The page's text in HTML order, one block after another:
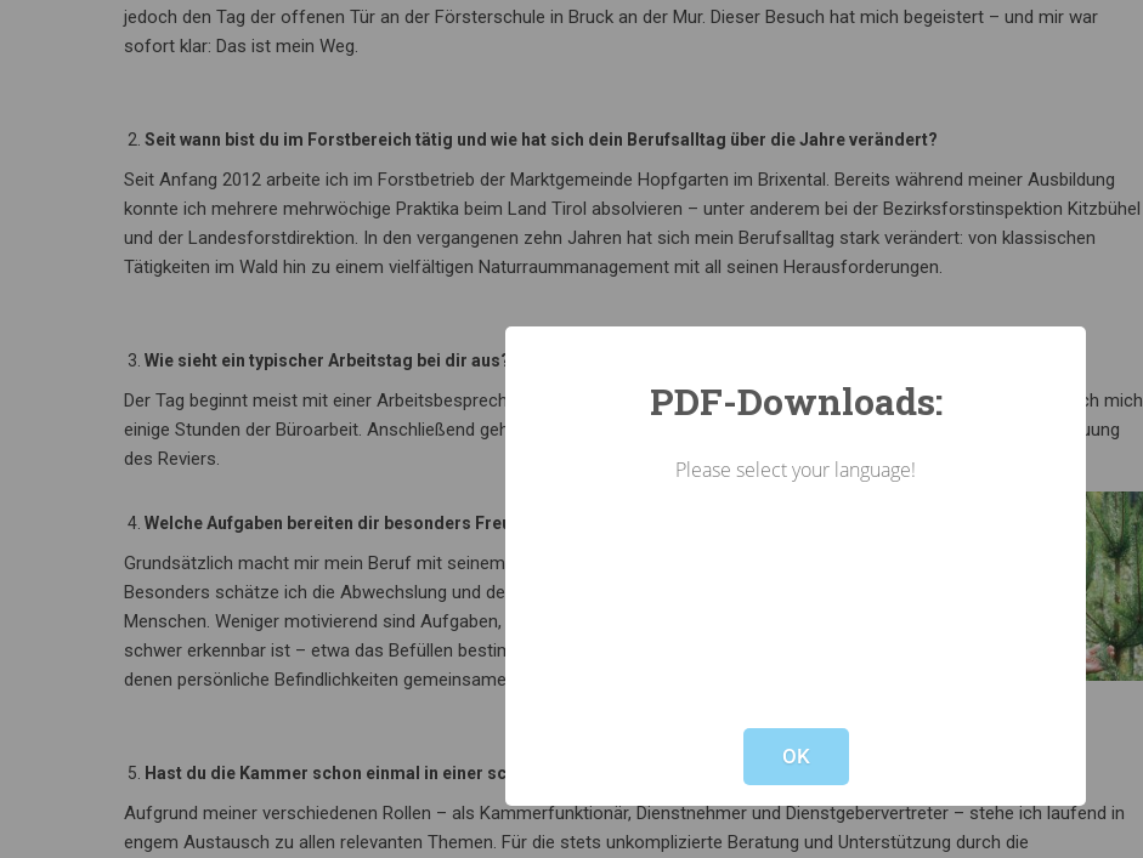
jedoch den Tag der offenen Tür an der Försterschule in Bruck an der Mur. Dieser Besuch hat mich begeistert – und mir war
sofort klar: Das ist mein Weg.
Seit wann bist du im Forstbereich tätig und wie hat sich dein Berufsalltag über die Jahre verändert?
Seit Anfang 2012 arbeite ich im Forstbetrieb der Marktgemeinde Hopfgarten im Brixental. Bereits während meiner Ausbildung
konnte ich mehrere mehrwöchige Praktika beim Land Tirol absolvieren – unter anderem bei der Bezirksforstinspektion Kitzbühel
und der Landesforstdirektion. In den vergangenen zehn Jahren hat sich mein Berufsalltag stark verändert: von klassischen
Tätigkeiten im Wald hin zu einem vielfältigen Naturraummanagement mit all seinen Herausforderungen.
Wie sieht ein typischer Arbeitstag bei dir aus?
Der Tag beginnt meist mit einer Arbeitsbesprechung am Bauhof gemeinsam mit unseren Forstarbeitern. Danach widme ich mich
einige Stunden der Büroarbeit. Anschließend geht es hinaus in den Außendienst – zu Lokalaugenscheinen oder zur Betreuung
des Reviers.
Welche Aufgaben bereiten dir besonders Freude – und welche weniger?
Grundsätzlich macht mir mein Beruf mit seinem breiten Aufgabenspektrum große Freude.
Besonders schätze ich die Abwechslung und den Kontakt mit den unterschiedlichsten
Menschen. Weniger motivierend sind Aufgaben, deren Sinnhaftigkeit für mich persönlich
schwer erkennbar ist – etwa das Befüllen bestimmter Statistiken oder Situationen, in
denen persönliche Befindlichkeiten gemeinsame Projekte behindern.
Hast du die Kammer schon einmal in einer schwierigen Situation zur Unterstützung herangezogen?
Aufgrund meiner verschiedenen Rollen – als Kammerfunktionär, Dienstnehmer und Dienstgebervertreter – stehe ich laufend in
engem Austausch zu allen relevanten Themen. Für die stets unkomplizierte Beratung und Unterstützung durch die
PDF-Downloads:
Please select your language!
OK